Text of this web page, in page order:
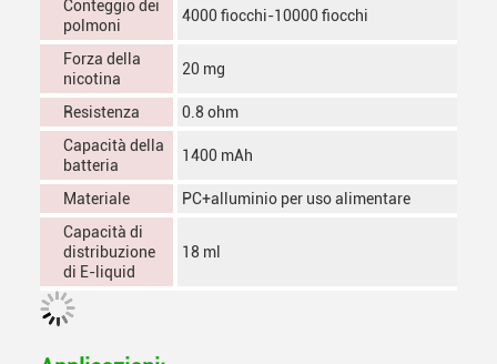
Conteggio dei
polmoni
4000 fiocchi-10000 fiocchi
Forza della
nicotina
20 mg
Resistenza
0.8 ohm
Capacità della
batteria
1400 mAh
Materiale
PC+alluminio per uso alimentare
Capacità di
distribuzione
di E-liquid
18 ml